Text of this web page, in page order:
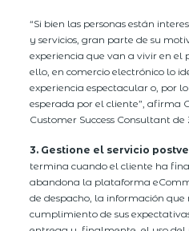
“Si bien las personas están
y servicios, gran parte de su
experiencia que van a vivir en el
ello, en comercio electrónico lo
experiencia espectacular o, por
esperada por el cliente”, afirma
Customer Success Consultant de
3. Gestione el servicio
termina cuando el cliente ha
abandona la plataforma
de despacho, la información que
cumplimiento de sus